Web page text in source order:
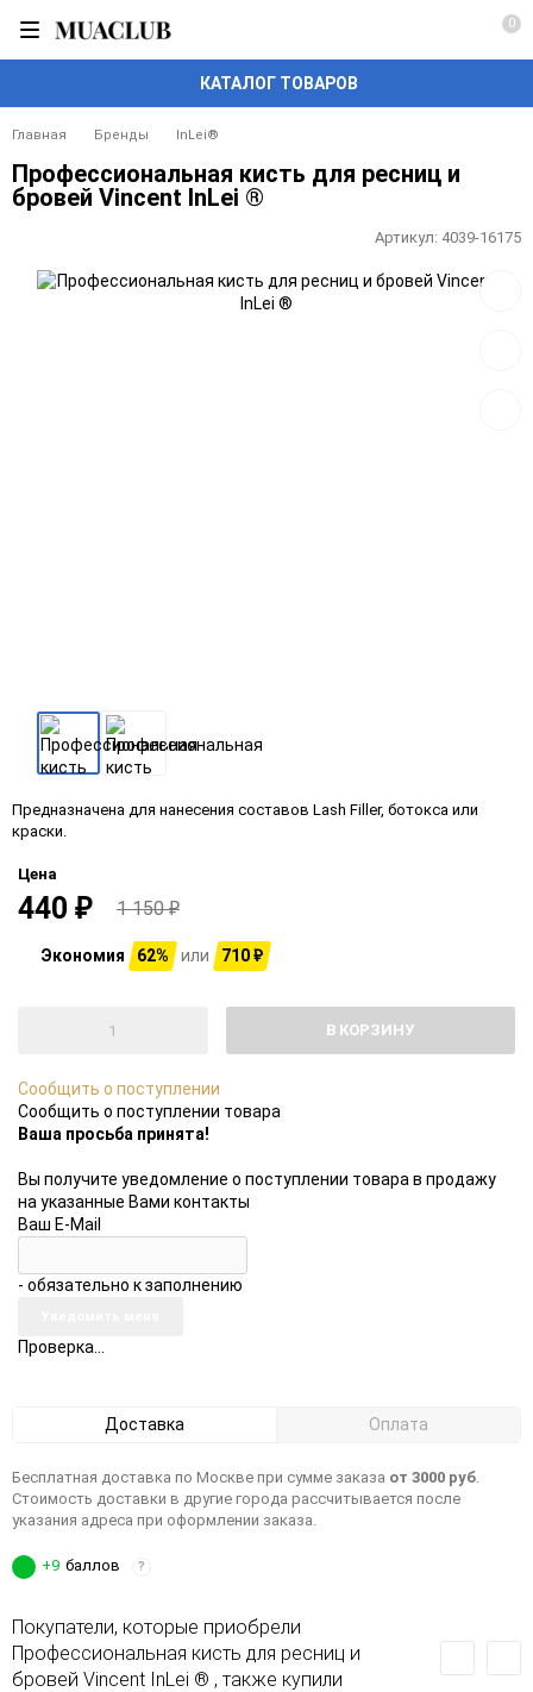
КАТАЛОГ ТОВАРОВ
0
Главная Бренды InLei®
Профессиональная кисть для ресниц и
бровей Vincent InLei ®
Артикул: 4039-16175
Предназначена для нанесения составов Lash Filler, ботокса или
краски.
Цена
440 ₽ 1 150₽
Экономия 62% или 710₽
В КОРЗИНУ
Сообщить о поступлении
Сообщить о поступлении товара
Ваша просьба принята!
Вы получите уведомление о поступлении товара в продажу
на указанные Вами контакты
Ваш E-Mail
- обязательно к заполнению
Проверка...
Доставка Оплата
Бесплатная доставка по Москве при сумме заказа от 3000 руб.
Стоимость доставки в другие города рассчитывается после
указания адреса при оформлении заказа.
+9 баллов ?
Покупатели, которые приобрели
Профессиональная кисть для ресниц и
бровей Vincent InLei ® , также купили